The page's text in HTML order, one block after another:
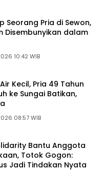
Seorang Pria di Sewon,
Disembunyikan dalam
10:42 WIB
Kecil, Pria 49 Tahun
ke Sungai Batikan,
08:57 WIB
Bantu Anggota
Totok Gogon:
Jadi Tindakan Nyata